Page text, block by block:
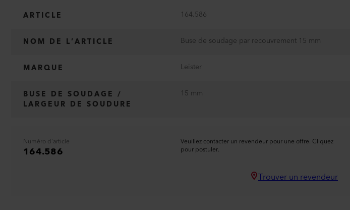
ARTICLE 164.586
NOM DE L’ARTICLE Buse de soudage par recouvrement 15 mm
MARQUE Leister
BUSE DE SOUDAGE /
LARGEUR DE SOUDURE
15 mm
Numéro d'article
164.586
Veuillez contacter un revendeur pour une offre. Cliquez
pour postuler.
Trouver un revendeur